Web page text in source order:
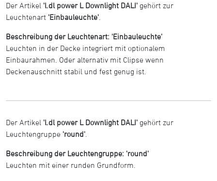
Der Artikel 'l.dl power L Downlight DALI' gehört zur
Leuchtenart 'Einbauleuchte'
Beschreibung der Leuchtenart: 'Einbauleuchte'
Leuchten in der Decke integriert mit optionalem
Einbaurahmen. Oder alternativ mit Clipse wenn
Deckenauschnitt stabil und fest genug ist.
Der Artikel 'l.dl power L Downlight DALI' gehört zur
Leuchtengruppe 'round'
Beschreibung der Leuchtengruppe: 'round'
Leuchten mit einer runden Grundform.